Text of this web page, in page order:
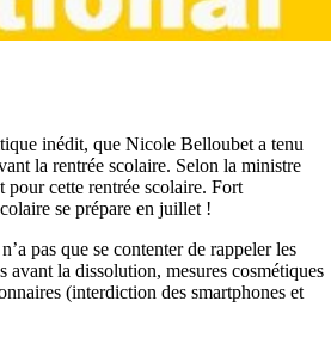
inédit, que Nicole Belloubet a tenu
la rentrée scolaire. Selon la ministre
pour cette rentrée scolaire. Fort
se prépare en juillet !
pas que se contenter de rappeler les
avant la dissolution, mesures cosmétiques
(interdiction des smartphones et